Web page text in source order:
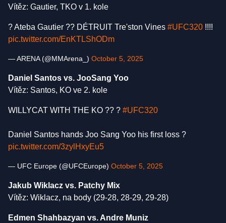
Vítěz: Gautier, TKO v 1. kole
? Ateba Gautier ?? DÉTRUIT Tre'ston Vines #UFC320 !!!!
pic.twitter.com/EnKTLShODm
— ARENA (@MMArena_) October 5, 2025
Daniel Santos vs. JooSang Yoo
Vítěz: Santos, KO ve 2. kole
WILLYCAT WITH THE KO ?? ? #UFC320
Daniel Santos hands Joo Sang Yoo his first loss ?
pic.twitter.com/3zylHxyEu5
— UFC Europe (@UFCEurope) October 5, 2025
Jakub Wiklacz vs. Patchy Mix
Vítěz: Wiklacz, na body (29-28, 28-29, 29-28)
Edmen Shahbazyan vs. Andre Muniz